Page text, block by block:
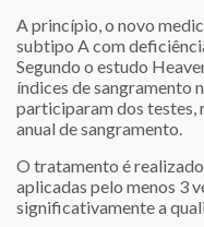
A princípio, o novo
subtipo A com
Segundo o estudo
índices de sangramento
participaram dos testes,
anual de sangramento.
O tratamento é
aplicadas pelo menos 3
significativamente a